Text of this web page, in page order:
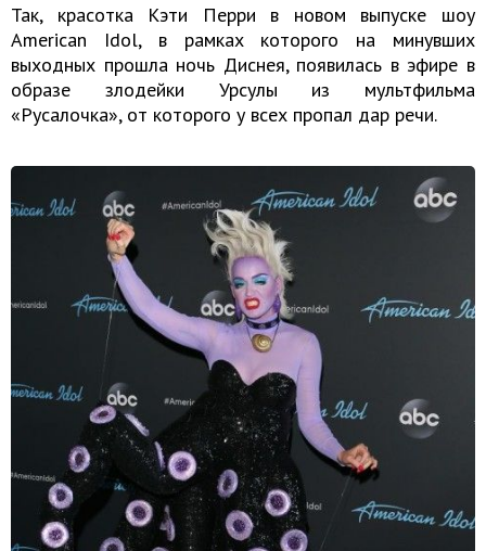
Так, красотка Кэти Перри в новом выпуске шоу
American Idol, в рамках которого на минувших
выходных прошла ночь Диснея, появилась в эфире в
образе злодейки Урсулы из мультфильма
«Русалочка», от которого у всех пропал дар речи.